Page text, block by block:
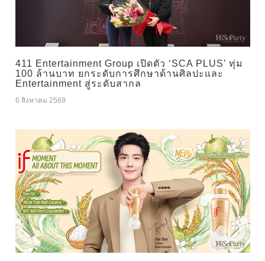
411 Entertainment Group เปิดตัว ‘SCA PLUS’ ทุ่ม
100 ล้านบาท ยกระดับการศึกษาด้านศิลปะและ
Entertainment สู่ระดับสากล
6 สิงหาคม 2569